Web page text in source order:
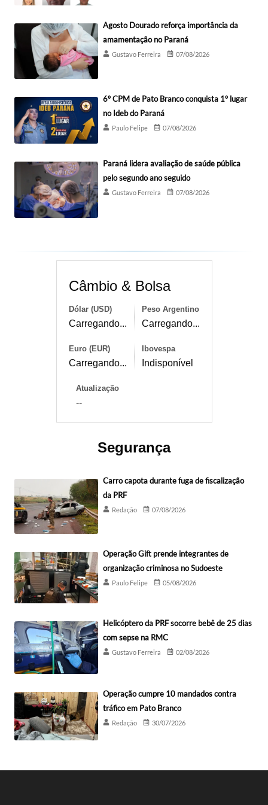
Agosto Dourado reforça importância da
amamentação no Paraná
Gustavo Ferreira 07/08/2026
6º CPM de Pato Branco conquista 1º lugar
no Ideb do Paraná
Paulo Felipe 07/08/2026
Paraná lidera avaliação de saúde pública
pelo segundo ano seguido
Gustavo Ferreira 07/08/2026
Câmbio & Bolsa
Dólar (USD)
Carregando...
Peso Argentino
Carregando...
Euro (EUR)
Carregando...
Ibovespa
Indisponível
Atualização
--
Segurança
Carro capota durante fuga de fiscalização
da PRF
Redação 07/08/2026
Operação Gift prende integrantes de
organização criminosa no Sudoeste
Paulo Felipe 05/08/2026
Helicóptero da PRF socorre bebê de 25 dias
com sepse na RMC
Gustavo Ferreira 02/08/2026
Operação cumpre 10 mandados contra
tráfico em Pato Branco
Redação 30/07/2026